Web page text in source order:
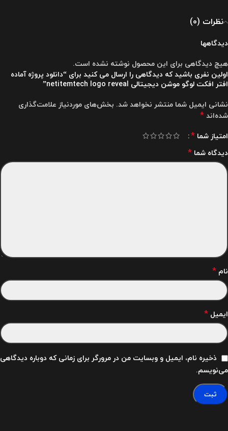
نظرات (0)
دیدگاهها
هیچ دیدگاهی برای این محصول نوشته نشده است.
اولین نفری باشید که دیدگاهی را ارسال می کنید برای “دانلود پروژه آماده
افتر افکت لوگو موشن دیجیتالی netitemtech logo reveal”
نشانی ایمیل شما منتشر نخواهد شد. بخش‌های موردنیاز علامت‌گذاری
شده‌اند*
امتیاز شما *
دیدگاه شما *
نام *
ایمیل *
ذخیره نام، ایمیل و وبسایت من در مرورگر برای زمانی که دوباره دیدگاهی
می‌نویسم.